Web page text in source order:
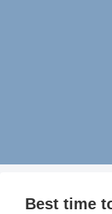
Best time